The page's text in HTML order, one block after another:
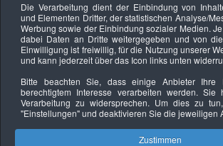
Keine Termine
Datenschutzerklärung Urheberrechtsnachweise
Copyright © 2026. Bundesverband
Sachverständiger und Fachgutachter
Die Verarbeitung dient der Einbindung von
und Elementen Dritter, der statistischen Analyse/
Werbung sowie der Einbindung sozialer Medien.
dabei Daten an Dritte weitergegeben und von
Einwilligung ist freiwillig, für die Nutzung unserer
und kann jederzeit über das Icon links unten
Bitte beachten Sie, dass einige Anbieter Ihre
berechtigtem Interesse verarbeiten werden.
Verarbeitung zu widersprechen. Um dies zu
"Einstellungen"und deaktivieren Sie die jeweiligen
Zustimmen